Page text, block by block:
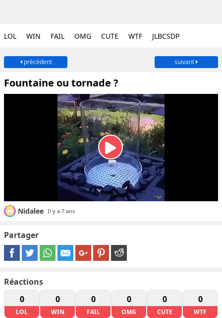
LOL WIN FAIL OMG CUTE WTF JLBCSDP
précédent suivant
Fountaine ou tornade ?
Nidalee Il y a 7 ans
Partager
Réactions
0
LOL
0
WIN
0
FAIL
0
OMG
0
CUTE
0
WTF